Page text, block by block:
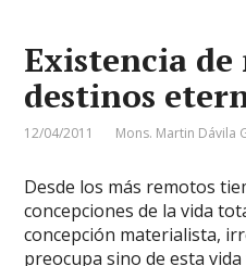
Existencia de
destinos
12/04/2011 Mons. Martin Dávila
Desde los más remotos
concepciones de la vida
concepción materialista,
preocupa sino de esta